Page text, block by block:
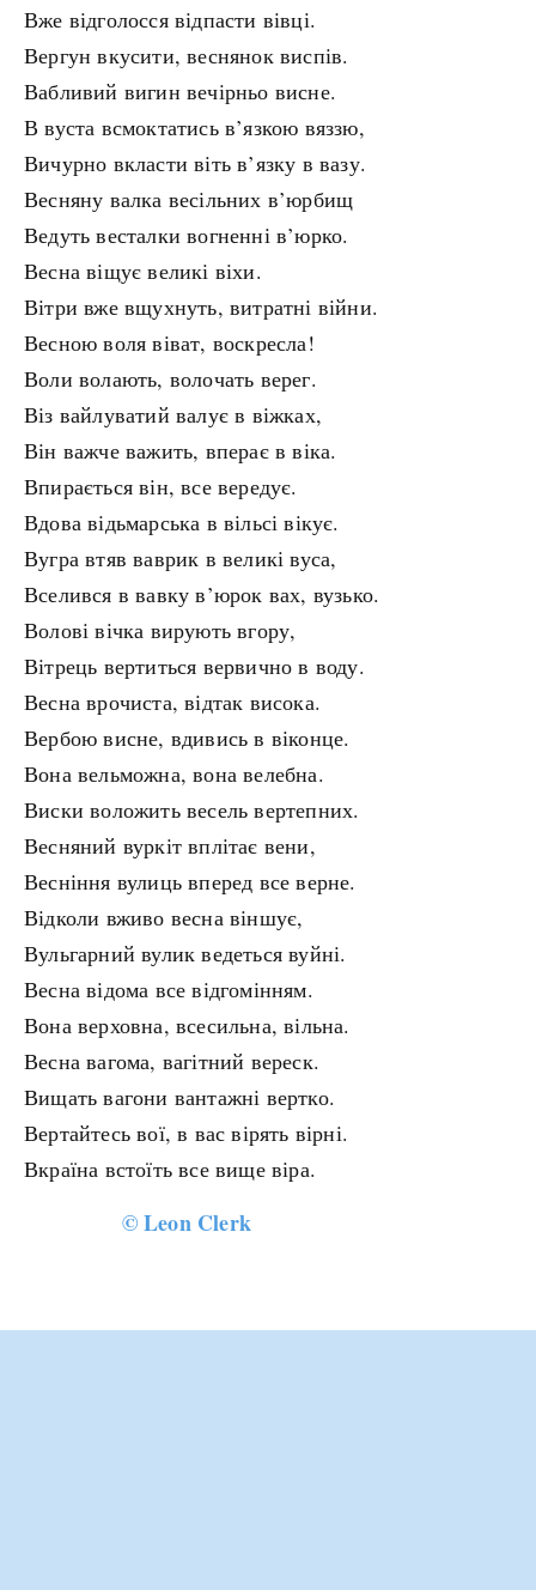
Вже відголосся відпасти вівці.
Вергун вкусити, веснянок виспів.
Вабливий вигин вечірньо висне.
В вуста всмоктатись в’язкою вяззю,
Вичурно вкласти віть в’язку в вазу.
Весняну валка весільних в’юрбищ
Ведуть весталки вогненні в’юрко.
Весна віщує великі віхи.
Вітри вже вщухнуть, витратні війни.
Весною воля віват, воскресла!
Воли волають, волочать верег.
Віз вайлуватий валує в віжках,
Він важче важить, вперає в віка.
Впирається він, все вередує.
Вдова відьмарська в вільсі вікує.
Вугра втяв ваврик в великі вуса,
Вселився в вавку в’юрок вах, вузько.
Волові вічка вирують вгору,
Вітрець вертиться вервично в воду.
Весна врочиста, відтак висока.
Вербою висне, вдивись в віконце.
Вона вельможна, вона велебна.
Виски воложить весель вертепних.
Весняний вуркіт вплітає вени,
Весніння вулиць вперед все верне.
Відколи вживо весна віншує,
Вульгарний вулик ведеться вуйні.
Весна відома все відгомінням.
Вона верховна, всесильна, вільна.
Весна вагома, вагітний вереск.
Вищать вагони вантажні вертко.
Вертайтесь вої, в вас вірять вірні.
Вкраїна встоїть все вище віра.
©Leon Clerk